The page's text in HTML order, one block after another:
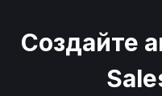
Создайте